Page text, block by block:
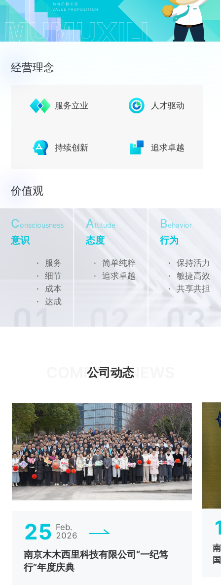
经营理念
服务立业 人才驱动
持续创新 追求卓越
价值观
Consciousness
意识
·
服务
·
细节
·
成本
·
达成
Attitude
态度
·
简单纯粹
·
追求卓越
Behavior
行为
·
保持活力
·
敏捷高效
·
共享共担
COMPANY NEWS
公司动态
25 Feb.
2026
南京木木西里科技有限公司“一纪笃
行”年度庆典